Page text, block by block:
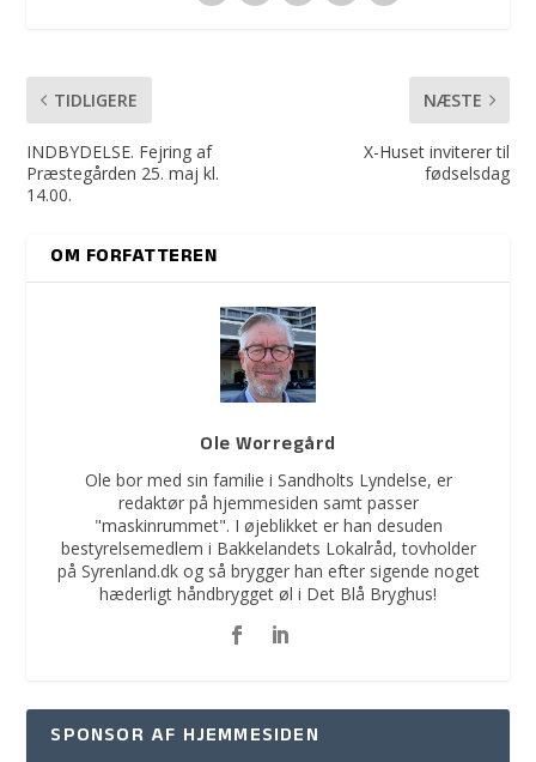
TIDLIGERE
INDBYDELSE. Fejring af
Præstegården 25. maj kl.
14.00.
NÆSTE
X-Huset inviterer til
fødselsdag
OM FORFATTEREN
Ole Worregård
Ole bor med sin familie i Sandholts Lyndelse, er
redaktør på hjemmesiden samt passer
"maskinrummet". I øjeblikket er han desuden
bestyrelsemedlem i Bakkelandets Lokalråd, tovholder
på Syrenland.dk og så brygger han efter sigende noget
hæderligt håndbrygget øl i Det Blå Bryghus!
SPONSOR AF HJEMMESIDEN